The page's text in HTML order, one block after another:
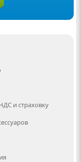
и страховку